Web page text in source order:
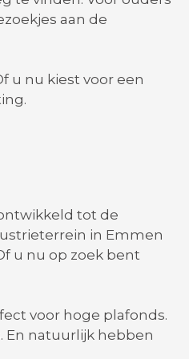
aan de
u nu kiest voor een
tot de
in Emmen
u nu op zoek bent
voor hoge plafonds.
En natuurlijk hebben